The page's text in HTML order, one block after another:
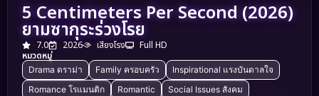
5 Centimeters Per Second (2026)
ยามซากุระร่วงโรย
7.0 2026 เสียงโรง
Full HD
หมวดหมู่
Drama ดราม่า Family ครอบครัว
Inspirational แรงบันดาลใจ
Romance โรแมนติก
Romantic
Social Issues สังคม